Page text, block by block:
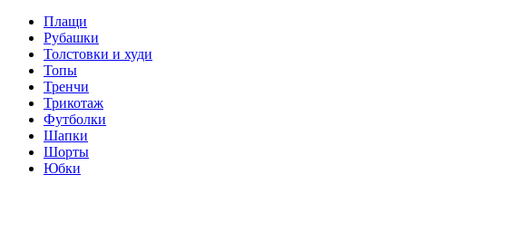
Плащи
Рубашки
Толстовки и худи
Топы
Тренчи
Трикотаж
Футболки
Шапки
Шорты
Юбки